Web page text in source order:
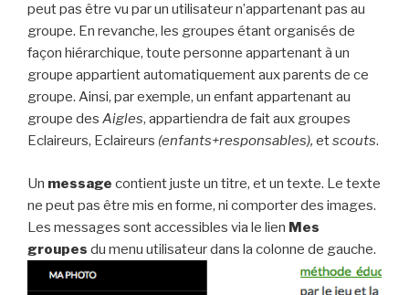
peut pas être vu par un utilisateur n’appartenant pas au
groupe. En revanche, les groupes étant organisés de
façon hiérarchique, toute personne appartenant à un
groupe appartient automatiquement aux parents de ce
groupe. Ainsi, par exemple, un enfant appartenant au
groupe des Aigles, appartiendra de fait aux groupes
Eclaireurs, Eclaireurs (enfants+responsables), etscouts.
Un message contient juste un titre, et un texte. Le texte
ne peut pas être mis en forme, ni comporter des images.
Les messages sont accessibles via le lien Mes
groupes du menu utilisateur dans la colonne de gauche.